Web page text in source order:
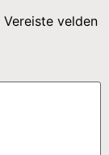
Vereiste velden